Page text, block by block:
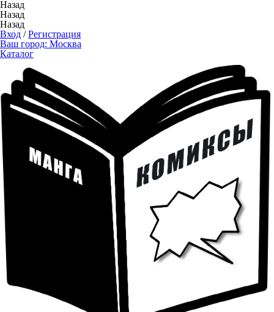
Назад
Назад
Назад
Вход /Регистрация
Ваш город: Москва
Каталог